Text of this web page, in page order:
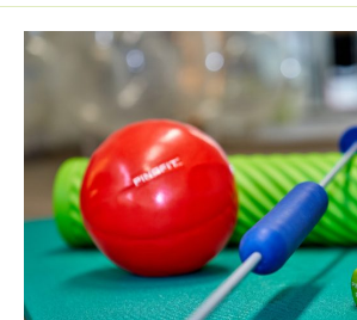
–
Therapie